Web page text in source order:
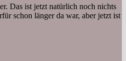
Das ist jetzt natürlich noch nichts
schon länger da war, aber jetzt ist